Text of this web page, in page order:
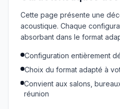
Cette page présente une
acoustique. Chaque
absorbant dans le format
Configuration entièrement
Choix du format adapté à
Convient aux salons,
réunion